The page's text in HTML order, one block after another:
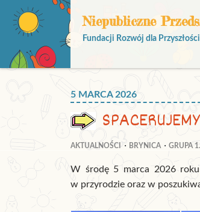
Niepubliczne
Fundacji Rozwój dla Przyszłości
5 MARCA 2026
SPACERUJEMY
AKTUALNOŚCI BRYNICA GRUPA
W środę 5 marca 2026 roku
w przyrodzie oraz w